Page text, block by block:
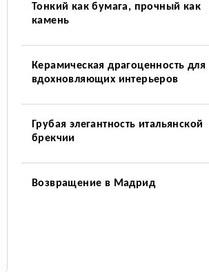
Тонкий как бумага, прочный как
камень
Керамическая драгоценность для
вдохновляющих интерьеров
Грубая элегантность итальянской
брекчии
Возвращение в Мадрид